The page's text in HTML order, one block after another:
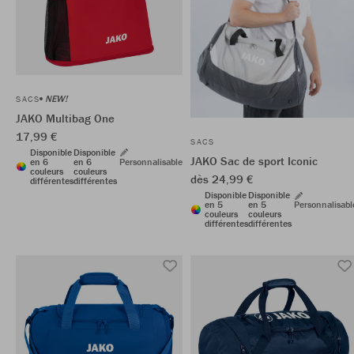
SACS NEW!
JAKO Multibag One
17,99 €
Disponible
en 6
couleurs
différentes
Disponible
en 6
couleurs
différentes
Personnalisable
SACS
JAKO Sac de sport Iconic
dès 24,99 €
Disponible
en 5
couleurs
différentes
Disponible
en 5
couleurs
différentes